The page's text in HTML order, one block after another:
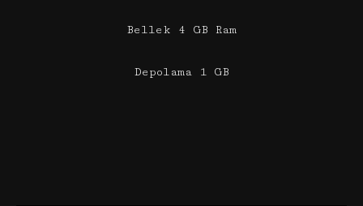
Bellek 4 GB Ram
Depolama 1 GB